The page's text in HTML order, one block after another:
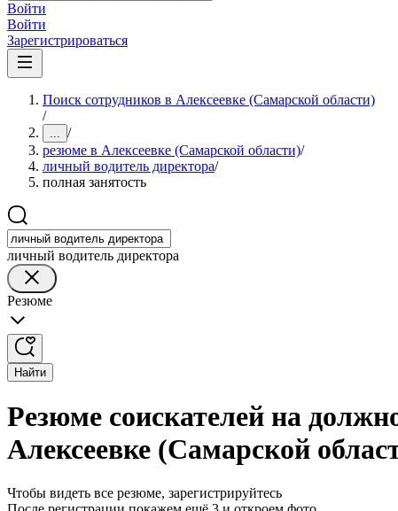
Войти
Войти
Зарегистрироваться
Поиск сотрудников в Алексеевке (Самарской области)
/
... /
резюме в Алексеевке (Самарской области)/
личный водитель директора/
полная занятость
личный водитель директора
Резюме
Найти
Резюме соискателей на
Алексеевке (Самарской
Чтобы видеть все резюме, зарегистрируйтесь